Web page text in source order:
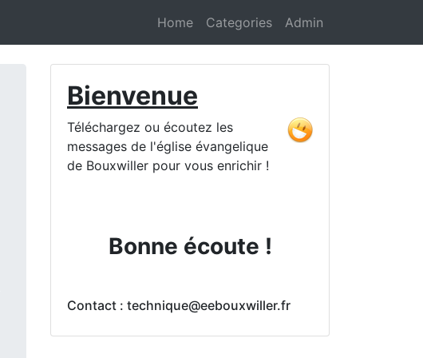
Home Categories Admin
Bienvenue
Téléchargez ou écoutez les
messages de l'église évangelique
de Bouxwiller pour vous enrichir !
Bonne écoute !
Contact : technique@eebouxwiller.fr